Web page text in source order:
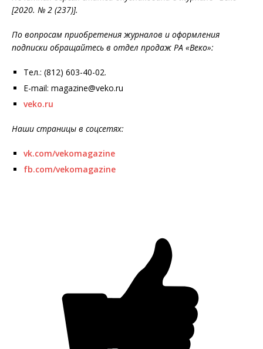
[2020. № 2 (237)].
По вопросам приобретения журналов и оформления
подписки обращайтесь в отдел продаж РА «Веко»:
Тел.: (812) 603-40-02.
E-mail: magazine@veko.ru
veko.ru
Наши страницы в соцсетях:
vk.com/vekomagazine
fb.com/vekomagazine